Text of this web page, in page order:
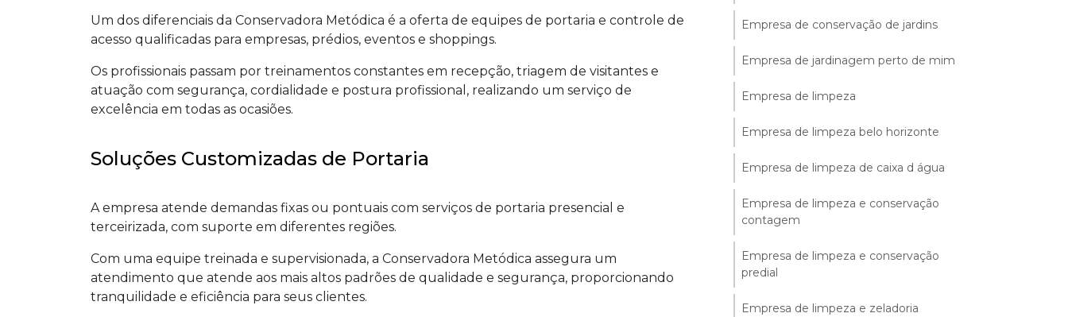
Um dos diferenciais da Conservadora Metódica é a oferta de equipes de portaria e controle de
acesso qualificadas para empresas, prédios, eventos e shoppings.
Os profissionais passam por treinamentos constantes em recepção, triagem de visitantes e
atuação com segurança, cordialidade e postura profissional, realizando um serviço de
excelência em todas as ocasiões.
Soluções Customizadas de Portaria
A empresa atende demandas fixas ou pontuais com serviços de portaria presencial e
terceirizada, com suporte em diferentes regiões.
Com uma equipe treinada e supervisionada, a Conservadora Metódica assegura um
atendimento que atende aos mais altos padrões de qualidade e segurança, proporcionando
tranquilidade e eficiência para seus clientes.
Empresa de conservação de jardins
Empresa de jardinagem perto de mim
Empresa de limpeza
Empresa de limpeza belo horizonte
Empresa de limpeza de caixa d água
Empresa de limpeza e conservação
contagem
Empresa de limpeza e conservação
predial
Empresa de limpeza e zeladoria